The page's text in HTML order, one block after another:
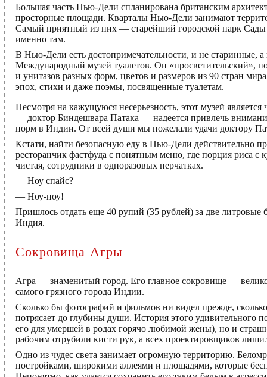
Большая часть Нью-Дели спланирована британским
просторные площади. Кварталы Нью-Дели занимают
Самый приятный из них — старейший городской парк Сады
именно там.
В Нью-Дели есть достопримечательности, и не
Международный музей туалетов. Он «просветительский»,
и унитазов разных форм, цветов и размеров из 90 стран
эпох, стихи и даже поэмы, посвященные туалетам.
Несмотря на кажущуюся несерьезность, этот музей
— доктор Биндешвара Патака — надеется привлечь
норм в Индии. От всей души мы пожелали удачи доктору
Кстати, найти безопасную еду в Нью-Дели действительно
ресторанчик фастфуда с понятным меню, где порция риса с
чистая, сотрудники в одноразовых перчатках.
— Ноу спайс?
— Ноу-ноу!
Пришлось отдать еще 40 рупий (35 рублей) за две
Индия.
Сокровища Агры
Агра — знаменитый город. Его главное сокровище —
самого грязного города Индии.
Сколько бы фотографий и фильмов ни видел прежде,
потрясает до глубины души. История этого удивительного
его для умершей в родах горячо любимой жены), но и
рабочим отрубили кисти рук, а всех проектировщиков
Одно из чудес света занимает огромную территорию.
постройками, широкими аллеями и площадями, которые